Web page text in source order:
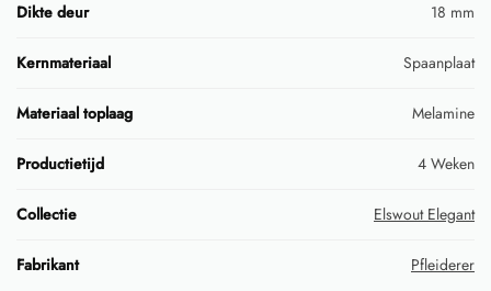
Dikte deur 18 mm
Kernmateriaal Spaanplaat
Materiaal toplaag Melamine
Productietijd 4 Weken
Collectie Elswout Elegant
Fabrikant Pfleiderer